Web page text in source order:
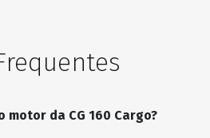
motor da CG 160 Cargo?